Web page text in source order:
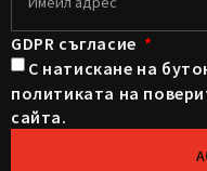
GDPR съгласие
С натискане на
политиката на
сайта.